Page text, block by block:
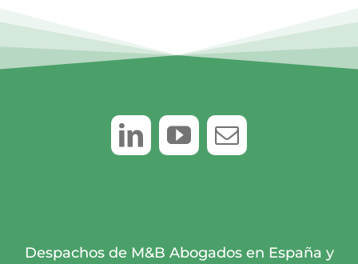
Despachos de M&B Abogados en España y